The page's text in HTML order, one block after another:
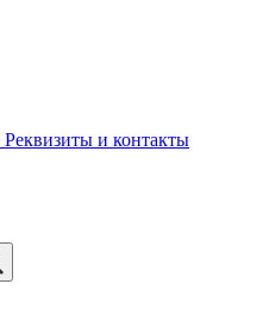
Реквизиты и контакты